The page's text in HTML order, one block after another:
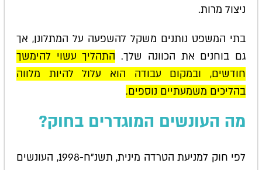
ניצול מרות.
בתי המשפט נותנים משקל להשפעה על המתלונן, אך
גם בוחנים את הכוונה שלך. התהליך עשוי להימשך
חודשים, ובמקום עבודה הוא עלול להיות מלווה
בהליכים משמעתיים נוספים.
מה העונשים המוגדרים בחוק?
לפי חוק למניעת הטרדה מינית, תשנ"ח-1998, העונשים